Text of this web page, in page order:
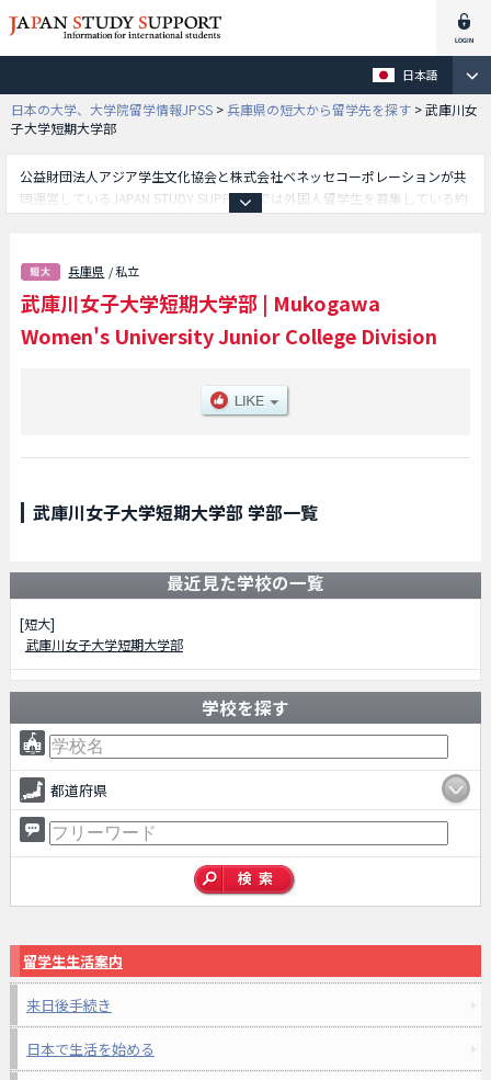
日本語
日本の大学、大学院留学情報JPSS >兵庫県の短大から留学先を探す >武庫川女
子大学短期大学部
公益財団法人アジア学生文化協会と株式会社ベネッセコーポレーションが共
同運営しているJAPAN STUDY SUPPORTでは外国人留学生を募集している約
等、学部別情報や、募集定員や合格者数など入試情報、施設案内、アクセス
など外国人留学生に必要な情報を掲載しているので是非ご利用ください。
兵庫県 / 私立
武庫川女子大学短期大学部| Mukogawa
Women's University Junior College Division
武庫川女子大学短期大学部 学部一覧
最近見た学校の一覧
[短大]
武庫川女子大学短期大学部
学校を探す
都道府県
留学生生活案内
来日後手続き
日本で生活を始める